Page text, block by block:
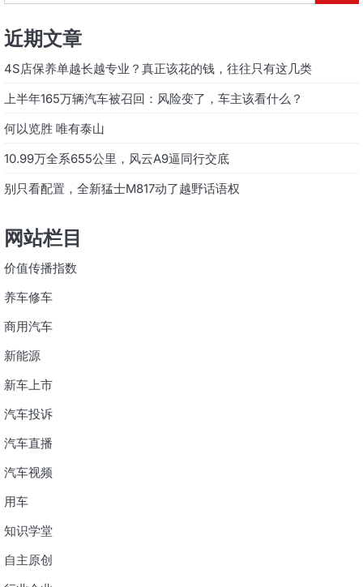
近期文章
4S店保养单越长越专业？真正该花的钱，往往只有这几类
上半年165万辆汽车被召回：风险变了，车主该看什么？
何以览胜 唯有泰山
10.99万全系655公里，风云A9逼同行交底
别只看配置，全新猛士M817动了越野话语权
网站栏目
价值传播指数
养车修车
商用汽车
新能源
新车上市
汽车投诉
汽车直播
汽车视频
用车
知识学堂
自主原创